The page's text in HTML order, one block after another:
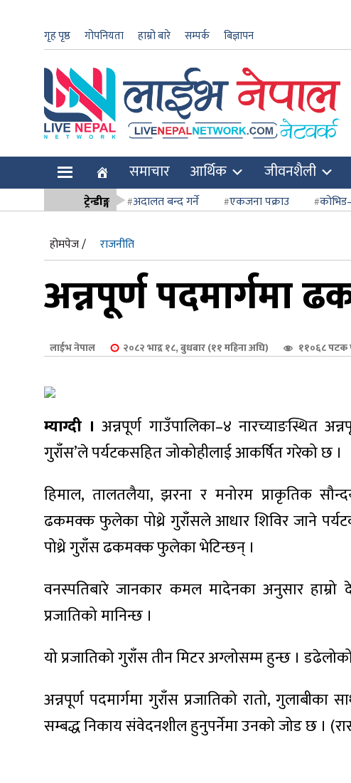
गृह पृष्ठ गोपनियता हाम्रो बारे सम्पर्क बिज्ञापन
समाचार आर्थिक जीवनशैली
ट्रेन्डीङ्ग अदालत बन्द गर्ने एकजना पक्राउ
होमपेज /
राजनीति
अन्नपूर्ण पदमार्गमा
लाईभ नेपाल २०८२ भाद्र १८, बुधबार (११ महिना अघि) ११०६८ पटक
म्याग्दी । अन्नपूर्ण गाउँपालिका–४ नारच्याङस्थित
गुराँस’ले पर्यटकसहित जोकोहीलाई आकर्षित गरेको छ ।
हिमाल, तालतलैया, झरना र मनोरम प्राकृतिक
ढकमक्क फुलेका पोथ्रे गुराँसले आधार शिविर जाने
पोथ्रे गुराँस ढकमक्क फुलेका भेटिन्छन् ।
वनस्पतिबारे जानकार कमल मादेनका अनुसार हाम्रो
प्रजातिको मानिन्छ ।
यो प्रजातिको गुराँस तीन मिटर अग्लोसम्म हुन्छ ।
अन्नपूर्ण पदमार्गमा गुराँस प्रजातिको रातो,
सम्बद्ध निकाय संवेदनशील हुनुपर्नेमा उनको जोड छ ।